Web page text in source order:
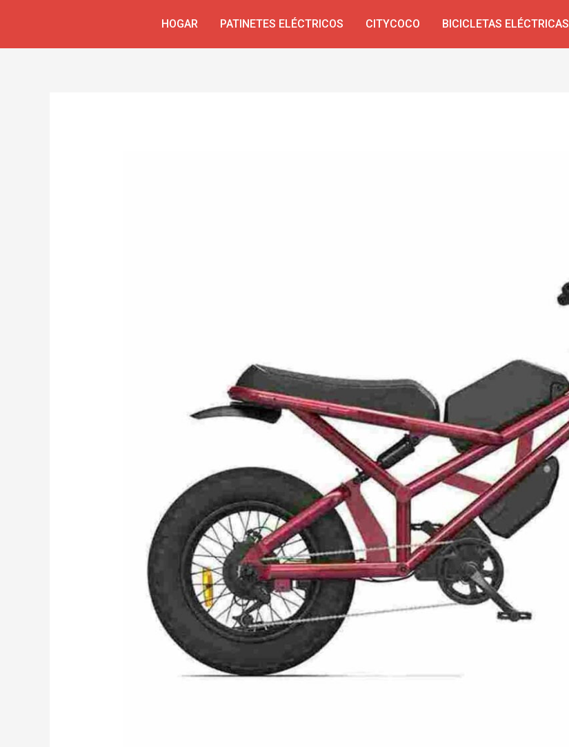
HOGAR PATINETES ELÉCTRICOS CITYCOCO BICICLETAS ELÉCTRICAS